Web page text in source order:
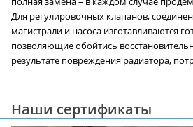
Для регулировочных клапанов,
магистрали и насоса изготавливаются
позволяющие обойтись
результате повреждения радиатора,
Наши сертификаты